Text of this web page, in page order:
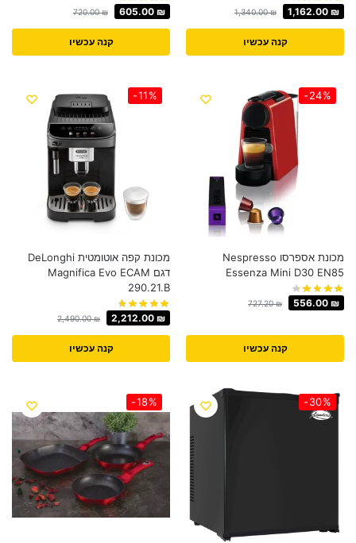
1,340.00₪ 1,162.00 ₪
קנה עכשיו
720.00₪ 605.00 ₪
קנה עכשיו
-24%
מכונת אספרסו Nespresso
Essenza Mini D30 EN85
727.20₪ 556.00 ₪
קנה עכשיו
-11%
מכונת קפה אוטומטית DeLonghi
דגם Magnifica Evo ECAM
290.21.B
2,490.00₪ 2,212.00 ₪
קנה עכשיו
-30%
-18%